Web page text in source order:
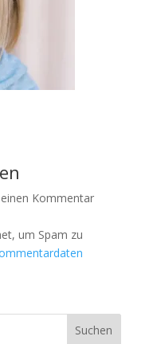
Kommentar
um Spam zu